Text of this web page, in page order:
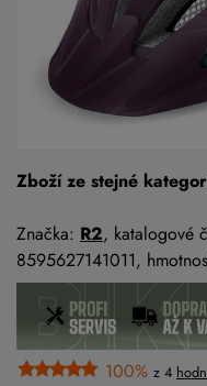
Zboží ze stejné
Značka: R2, katalogové
8595627141011,
100% z 4